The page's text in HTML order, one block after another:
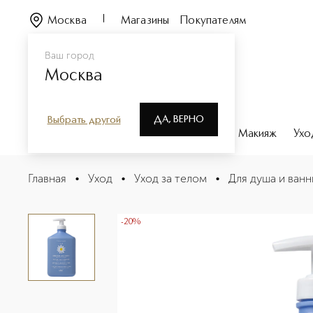
Ваш город
Москва
Выбрать другой ДА, ВЕРНО
Москва Магазины Покупателям
Парфюмерия Макияж
Гель для умывания лица и тела для сухой и
Описание
Главная • Уход • Уход за телом • Для душа и
-20%